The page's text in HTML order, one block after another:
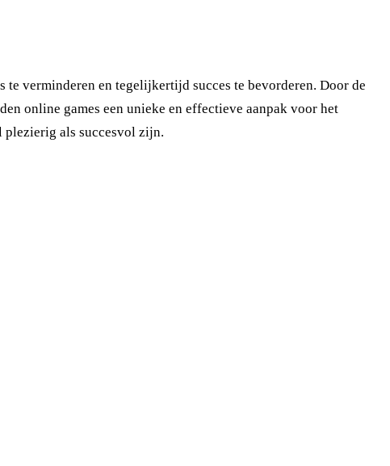
verminderen en tegelijkertijd succes te bevorderen. Door de
online games een unieke en effectieve aanpak voor het
plezierig als succesvol zijn.